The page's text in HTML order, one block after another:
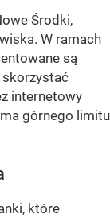
Środki,
W ramach
są
internetowy
górnego limitu
które